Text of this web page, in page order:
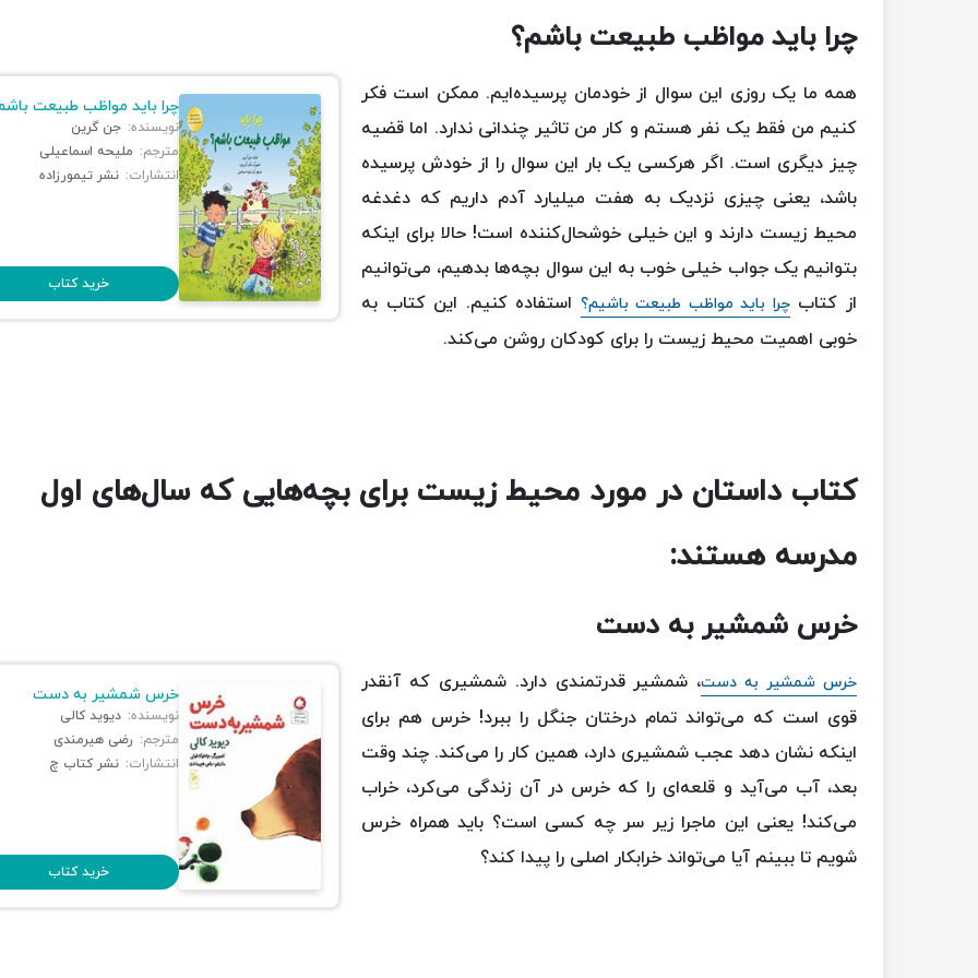
چرا باید مواظب طبیعت باشم؟
چرا باید مواظب طبیعت
نویسنده: جن گرین
مترجم: ملیحه اسماعیلی
انتشارات: نشر تیمورزاده
خرید کتاب
همه ما یک روزی این سوال از خودمان پرسیده‌ایم. ممکن است فکر
کنیم من فقط یک نفر هستم و کار من تاثیر چندانی ندارد. اما قضیه
چیز دیگری است. اگر هرکسی یک بار این سوال را از خودش پرسیده
باشد، یعنی چیزی نزدیک به هفت میلیارد آدم داریم که دغدغه
محیط زیست دارند و این خیلی خوشحال‌کننده است! حالا برای اینکه
بتوانیم یک جواب خیلی خوب به این سوال بچه‌ها بدهیم، می‌توانیم
از کتابچرا باید مواظب طبیعت باشیم؟ استفاده کنیم. این کتاب به
خوبی اهمیت محیط زیست را برای کودکان روشن می‌کند.
کتاب داستان در مورد محیط زیست برای بچه‌هایی که سال‌های اول
مدرسه هستند:
خرس شمشیر به دست
خرس شمشیر به دست
نویسنده: دیوید کالی
مترجم: رضی هیرمندی
انتشارات: نشر کتاب چ
خرید کتاب
خرس شمشیر به دست، شمشیر قدرتمندی دارد. شمشیری که آنقدر
قوی است که می‌تواند تمام درختان جنگل را ببرد! خرس هم برای
اینکه نشان دهد عجب شمشیری دارد، همین کار را می‌کند. چند وقت
بعد، آب می‌آید و قلعه‌ای را که خرس در آن زندگی می‌کرد، خراب
می‌کند! یعنی این ماجرا زیر سر چه کسی است؟ باید همراه خرس
شویم تا ببینم آیا می‌تواند خرابکار اصلی را پیدا کند؟